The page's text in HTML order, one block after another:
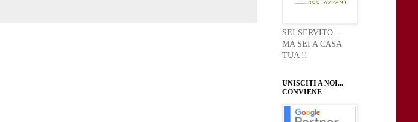
SEI SERVITO...
MA SEI A CASA
TUA !!
UNISCITI A NOI...
CONVIENE